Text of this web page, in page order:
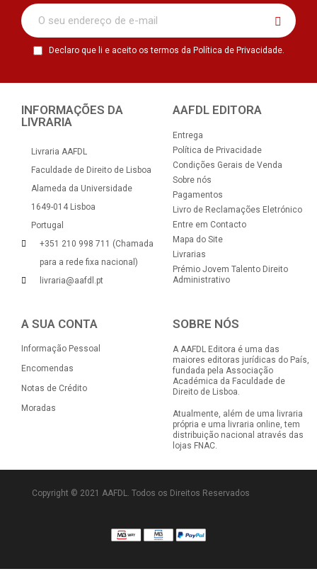
Declaro que li e aceito os termos da Política de Privacidade.
INFORMAÇÕES DA
LIVRARIA
Livraria AAFDL
Faculdade de Direito de Lisboa
Alameda da Universidade
1649-014 Lisboa
Portugal
+351 210 998 711 (Chamada
para a rede fixa nacional)
livraria@aafdl.pt
AAFDL EDITORA
Entrega
Política de Privacidade
Condições Gerais de Venda
Sobre nós
Pagamentos
Livro de Reclamações Eletrónico
Entre em Contacto
Mapa do Site
Livrarias
Prémio Jovem Talento Direito
Administrativo
A SUA CONTA
Informação Pessoal
Encomendas
Notas de Crédito
Moradas
SOBRE NÓS
A AAFDL Editora é uma das
maiores editoras jurídicas do País,
fundada pela Associação
Académica da Faculdade de
Direito de Lisboa.
Atualmente, além de uma livraria
própria e uma livraria online, tem
distribuição nacional através das
lojas FNAC.
Copyright © 2021 AAFDL. Todos os Direitos Reservados